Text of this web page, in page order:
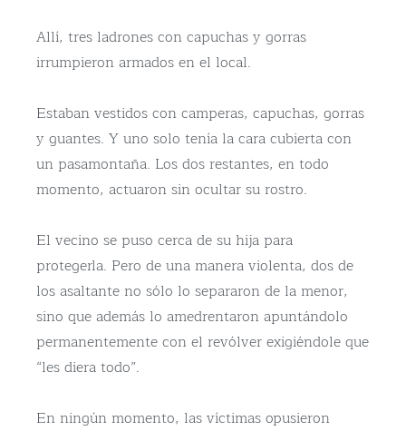
Allí, tres ladrones con capuchas y gorras
irrumpieron armados en el local.
Estaban vestidos con camperas, capuchas, gorras
y guantes. Y uno solo tenía la cara cubierta con
un pasamontaña. Los dos restantes, en todo
momento, actuaron sin ocultar su rostro.
El vecino se puso cerca de su hija para
protegerla. Pero de una manera violenta, dos de
los asaltante no sólo lo separaron de la menor,
sino que además lo amedrentaron apuntándolo
permanentemente con el revólver exigiéndole que
“les diera todo”.
En ningún momento, las víctimas opusieron